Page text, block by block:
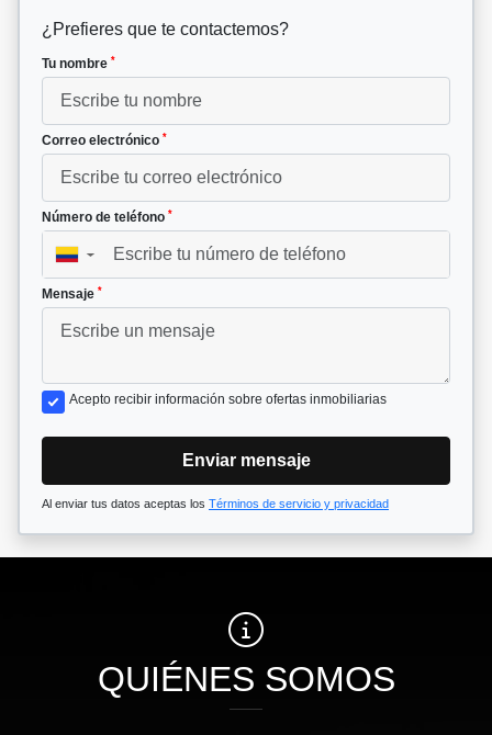
¿Prefieres que te contactemos?
Tu nombre *
Correo electrónico *
Número de teléfono *
▼
Mensaje *
Acepto recibir información sobre ofertas inmobiliarias
Enviar mensaje
Al enviar tus datos aceptas los Términos de servicio y privacidad
QUIÉNES SOMOS